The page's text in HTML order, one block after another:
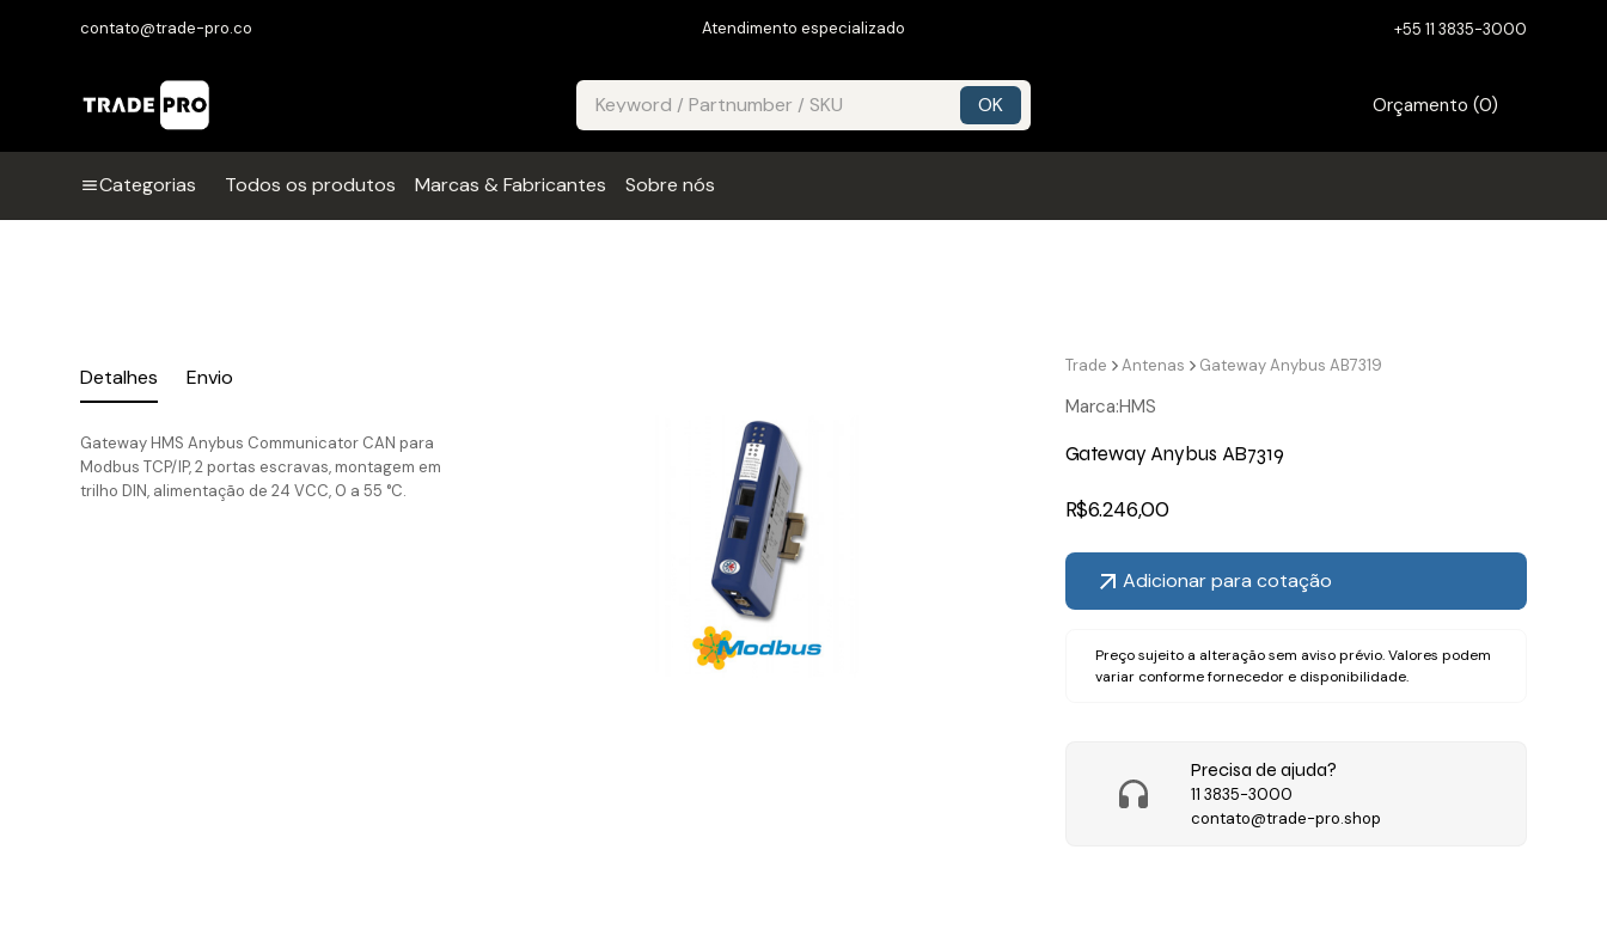
contato@trade-pro.co Atendimento especializado +55 11 3835-3000
Orçamento (0)
Categorias Todos os produtos Marcas & Fabricantes Sobre nós
Detalhes Envio
Gateway HMS Anybus Communicator CAN para
Modbus TCP/IP, 2 portas escravas, montagem em
trilho DIN, alimentação de 24 VCC, 0 a 55 °C.
Trade Antenas Gateway Anybus AB7319
Marca:HMS
Gateway Anybus AB7319
R$6.246,00
Adicionar para cotação
Preço sujeito a alteração sem aviso prévio. Valores podem
variar conforme fornecedor e disponibilidade.
Precisa de ajuda?
11 3835-3000
contato@trade-pro.shop